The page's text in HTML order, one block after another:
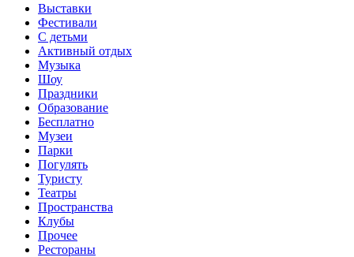
Выставки
Фестивали
С детьми
Активный отдых
Музыка
Шоу
Праздники
Образование
Бесплатно
Музеи
Парки
Погулять
Туристу
Театры
Пространства
Клубы
Прочее
Рестораны